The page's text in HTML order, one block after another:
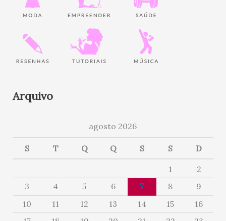
Arquivo
agosto 2026
S T Q Q S S D
1
2
3
4 5 6 7 8
9
10
11 12 13 14 15
16